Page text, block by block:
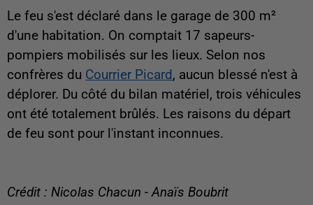
Le feu s'est déclaré dans le garage de 300 m²
d'une habitation. On comptait 17 sapeurs-
pompiers mobilisés sur les lieux. Selon nos
confrères du Courrier Picard, aucun blessé n'est à
déplorer. Du côté du bilan matériel, trois véhicules
ont été totalement brûlés. Les raisons du départ
de feu sont pour l'instant inconnues.
Crédit : Nicolas Chacun - Anaïs Boubrit